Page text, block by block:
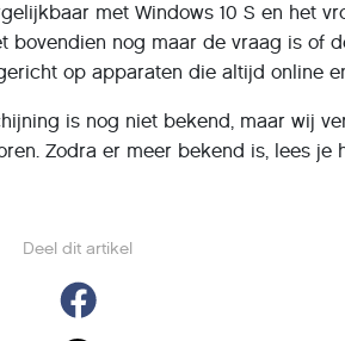
Deel dit artikel
met Windows 10 S en het
bovendien nog maar de vraag is of
op apparaten die altijd online
is nog niet bekend, maar wij
Zodra er meer bekend is, lees je